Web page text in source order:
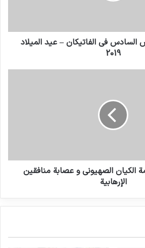
يمكننا العيش من دون
الحب”.
لجعل العالم مكانا أفضل”.
عشر و مقرها في مقر البابا
مكافحة الإرهاب
السادس في الفاتيكان – عيد الميلاد
2019
2010 جريمة الكيان الصهيوني و عصابة منافقين
الإرهابية